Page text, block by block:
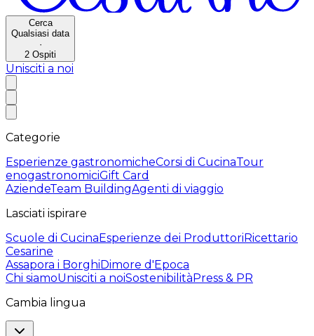
Cerca
Qualsiasi data
·
2 Ospiti
Unisciti a noi
Categorie
Esperienze gastronomicheCorsi di CucinaTour
enogastronomiciGift Card
AziendeTeam BuildingAgenti di viaggio
Lasciati ispirare
Scuole di CucinaEsperienze dei ProduttoriRicettario
Cesarine
Assapora i BorghiDimore d'Epoca
Chi siamoUnisciti a noiSostenibilitàPress & PR
Cambia lingua